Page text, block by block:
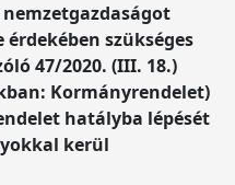
szükséges
47/2020. (III. 18.)
Kormányrendelet)
hatályba lépését
kerül